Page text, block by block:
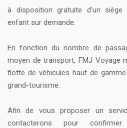
à disposition gratuite d’un siège
enfant sur demande.
En fonction du nombre de
moyen de transport, FMJ Voyage
flotte de véhicules haut de
grand-tourisme.
Afin de vous proposer un
contacterons pour